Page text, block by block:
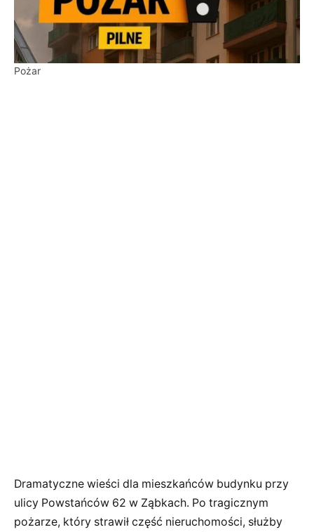
Pożar
Dramatyczne wieści dla mieszkańców budynku przy
ulicy Powstańców 62 w Ząbkach. Po tragicznym
pożarze, który strawił część nieruchomości, służby